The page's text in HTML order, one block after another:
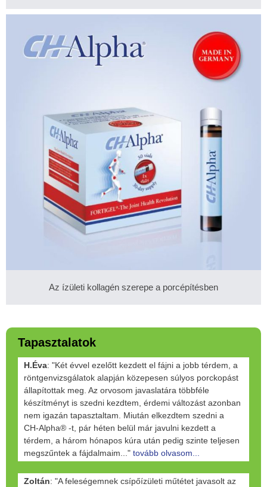
Az ízületi kollagén szerepe a porcépítésben
Tapasztalatok
H.Éva: "Két évvel ezelőtt kezdett el fájni a jobb térdem, a
röntgenvizsgálatok alapján közepesen súlyos porckopást
állapítottak meg. Az orvosom javaslatára többféle
készítményt is szedni kezdtem, érdemi változást azonban
nem igazán tapasztaltam. Miután elkezdtem szedni a
CH-Alpha® -t, pár héten belül már javulni kezdett a
térdem, a három hónapos kúra után pedig szinte teljesen
megszűntek a fájdalmaim..." tovább olvasom...
Zoltán: "A feleségemnek csípőízületi műtétet javasolt az